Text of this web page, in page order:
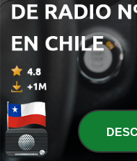
Palabras Mayores